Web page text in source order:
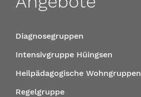
Diagnosegruppen
Intensivgruppe Hüingsen
Heilpädagogische Wohngruppen
Regelgruppe